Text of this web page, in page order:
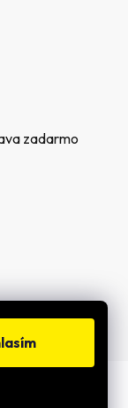
zadarmo